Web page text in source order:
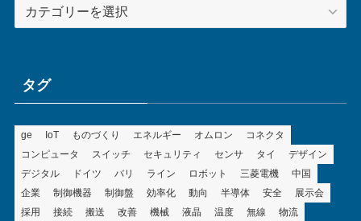
テ
ータグ
ge IoT ものづくり エネルギー オムロン
コネクタ
コンピュータ
スイッチ セキュリティ センサ タイ
デザイン
デジタル
ドイツ バリ ライン ロボット 三菱電機
中国
企業
制御機器 制御盤 効率化 動向 半導体 安全
展示会
採用
接続 搬送 改善 機械 液晶 温度 無線 物流